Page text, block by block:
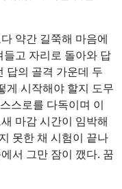
약간 길쭉해 마음에
고 자리로 돌아와 답
답의 골격 가운데 두
게 시작해야 할지 도무
스로를 다독이며 이
마감 시간이 임박해
못한 채 시험이 끝나
서 그만 잠이 깼다. 꿈